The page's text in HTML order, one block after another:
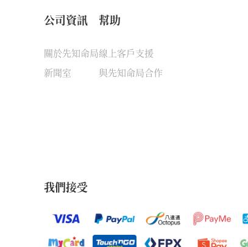
公司資訊
關於先知命局
新聞室
幫助
線上客戶支援
與先知命局合作
我們接受